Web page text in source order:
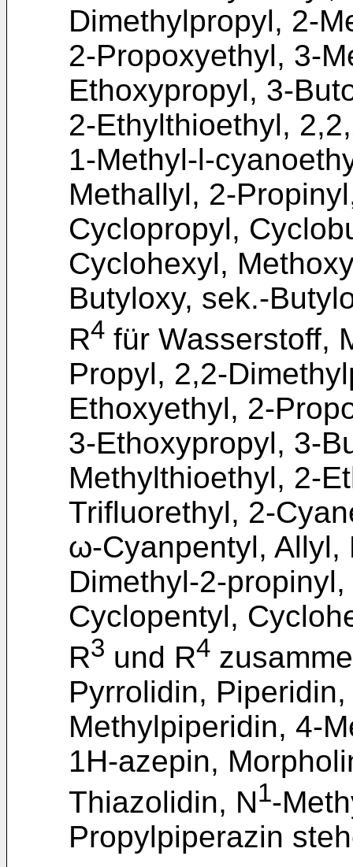
Dimethylpropyl, 2-
2-Propoxyethyl, 3-
Ethoxypropyl, 3-
2-Ethylthioethyl,
1-Methyl-l-
Methallyl, 2-
Cyclopropyl,
Cyclohexyl,
Butyloxy, sek.-
R4 für Wasserstoff,
Propyl, 2,2-
Ethoxyethyl, 2-
3-Ethoxypropyl, 3-
Methylthioethyl, 2-
Trifluorethyl, 2-
ω-Cyanpentyl, Allyl,
Dimethyl-2-
Cyclopentyl,
R3 und R4
Pyrrolidin,
Methylpiperidin, 4-
1H-azepin,
Thiazolidin, N1-
Propylpiperazin